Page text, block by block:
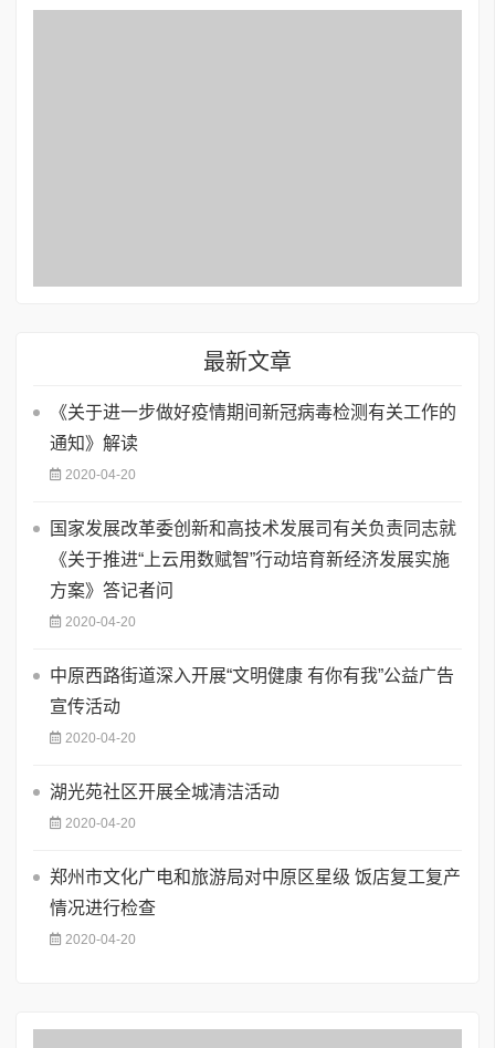
最新文章
《关于进一步做好疫情期间新冠病毒检测有关工作的
通知》解读
2020-04-20
国家发展改革委创新和高技术发展司有关负责同志就
《关于推进“上云用数赋智”行动培育新经济发展实施
方案》答记者问
2020-04-20
中原西路街道深入开展“文明健康 有你有我”公益广告
宣传活动
2020-04-20
湖光苑社区开展全城清洁活动
2020-04-20
郑州市文化广电和旅游局对中原区星级 饭店复工复产
情况进行检查
2020-04-20